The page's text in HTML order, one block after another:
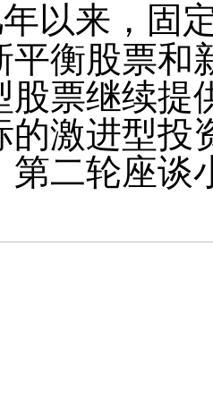
以来，固
平衡股票和
股票继续提
的激进型投
第二轮座谈